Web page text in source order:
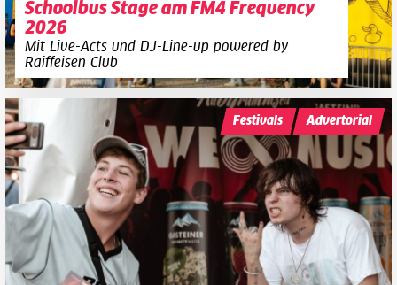
Schoolbus Stage am FM4 Frequency
2026
Mit Live-Acts und DJ-Line-up powered by
Raiffeisen Club
Festivals Advertorial